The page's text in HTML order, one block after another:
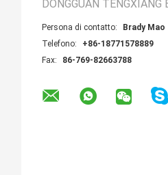
DONGGUAN TENGXIANG
Persona di contatto:
Brady Mao
Telefono:
+86-18771578889
Fax:
86-769-82663788